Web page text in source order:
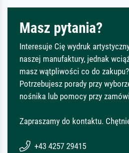
Masz pytania?
Interesuje Cię wydruk
naszej manufaktury, jednak
masz wątpliwości co do zakupu?
Potrzebujesz porady przy
nośnika lub pomocy przy
Zapraszamy do kontaktu.
+43 4257 29415